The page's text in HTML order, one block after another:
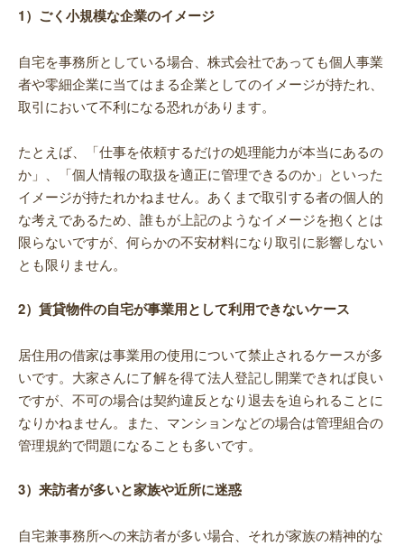
1）ごく小規模な企業のイメージ
自宅を事務所としている場合、株式会社であっても個人事業
者や零細企業に当てはまる企業としてのイメージが持たれ、
取引において不利になる恐れがあります。
たとえば、「仕事を依頼するだけの処理能力が本当にあるの
か」、「個人情報の取扱を適正に管理できるのか」といった
イメージが持たれかねません。あくまで取引する者の個人的
な考えであるため、誰もが上記のようなイメージを抱くとは
限らないですが、何らかの不安材料になり取引に影響しない
とも限りません。
2）賃貸物件の自宅が事業用として利用できないケース
居住用の借家は事業用の使用について禁止されるケースが多
いです。大家さんに了解を得て法人登記し開業できれば良い
ですが、不可の場合は契約違反となり退去を迫られることに
なりかねません。また、マンションなどの場合は管理組合の
管理規約で問題になることも多いです。
3）来訪者が多いと家族や近所に迷惑
自宅兼事務所への来訪者が多い場合、それが家族の精神的な